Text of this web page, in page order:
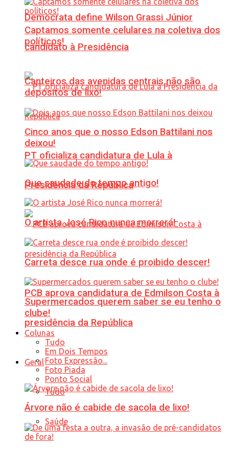
Democrata define Wilson Grassi Júnior
candidato à Presidência
PT oficializa candidatura de Lula à
Presidência da República
PCB aprova candidatura de Edmilson Costa à
presidência da República
Geral
Tudo
Saúde
Captamos somente celulares na coletiva dos
políticos!
Canteiros das avenidas centrais não são
depósitos de lixo!
Cinco anos que o nosso Edson Battilani nos
deixou!
Que saudade do tempo antigo!
O artista José Rico nunca morrerá!
Carreta desce rua onde é proibido descer!
Supermercados querem saber se eu tenho o
clube!
Colunas
Tudo
Em Dois Tempos
Foto Expressão...
Foto Piada
Ponto Social
Árvore não é cabide de sacola de lixo!